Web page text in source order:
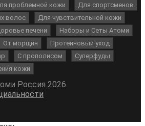
проблемной кожи
Для спортсменов
волос
Для чувствительной кожи
печени
Наборы и Сеты Атоми
От морщин
Протеиновый уход
С прополисом
Суперфуды
кожи
Россия 2026